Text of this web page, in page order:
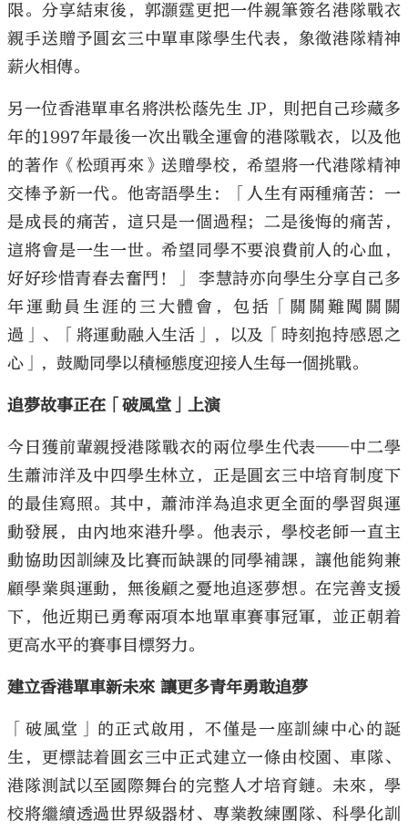
限。分享結束後，郭灝霆更把一件親筆簽名港隊戰衣
親手送贈予圓玄三中單車隊學生代表，象徵港隊精神
薪火相傳。
另一位香港單車名將洪松蔭先生 JP，則把自己珍藏多
年的1997年最後一次出戰全運會的港隊戰衣，以及他
的著作《松頭再來》送贈學校，希望將一代港隊精神
交棒予新一代。他寄語學生：「人生有兩種痛苦：一
是成長的痛苦，這只是一個過程；二是後悔的痛苦，
這將會是一生一世。希望同學不要浪費前人的心血，
好好珍惜青春去奮鬥！」 李慧詩亦向學生分享自己多
年運動員生涯的三大體會，包括「關關難闖關關
過」、「將運動融入生活」，以及「時刻抱持感恩之
心」，鼓勵同學以積極態度迎接人生每一個挑戰。
追夢故事正在「破風堂」上演
今日獲前輩親授港隊戰衣的兩位學生代表——中二學
生蕭沛洋及中四學生林立，正是圓玄三中培育制度下
的最佳寫照。其中，蕭沛洋為追求更全面的學習與運
動發展，由內地來港升學。他表示，學校老師一直主
動協助因訓練及比賽而缺課的同學補課，讓他能夠兼
顧學業與運動，無後顧之憂地追逐夢想。在完善支援
下，他近期已勇奪兩項本地單車賽事冠軍，並正朝着
更高水平的賽事目標努力。
建立香港單車新未來 讓更多青年勇敢追夢
「破風堂」的正式啟用，不僅是一座訓練中心的誕
生，更標誌着圓玄三中正式建立一條由校園、車隊、
港隊測試以至國際舞台的完整人才培育鏈。未來，學
校將繼續透過世界級器材、專業教練團隊、科學化訓